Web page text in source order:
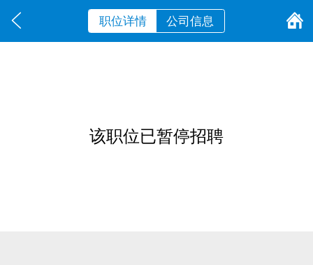
职位详情 公司信息
该职位已暂停招聘